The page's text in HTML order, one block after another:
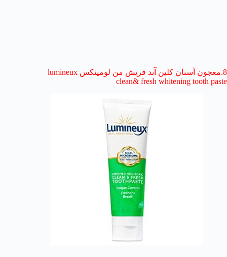
8.معجون أسنان كلين آند فريش من لومينكس lumineux
clean& fresh whitening tooth paste